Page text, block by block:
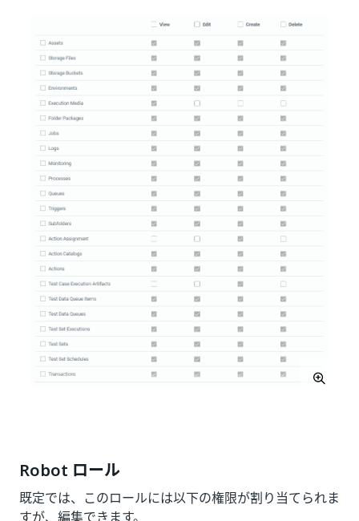
Robot ロール
既定では、このロールには以下の権限が割り当てられま
すが、編集できます。